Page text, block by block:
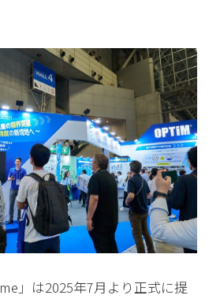
」は2025年7月より正式に提